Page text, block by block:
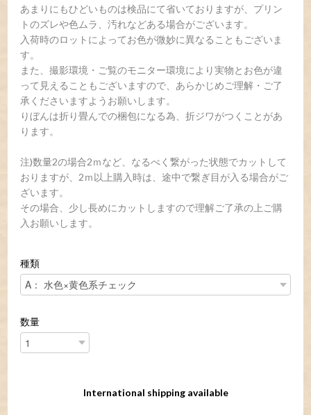
あまりにもひどいものは検品にて省いておりますが、プリン
トのズレや色ムラ、汚れなどある場合がございます。
入荷時のロットによってお色が微妙に異なることもございま
す。
また、撮影環境・ご覧のモニター環境により実物とお色が違
って見えることもございますので、あらかじめご理解・ご了
承くださいますようお願いします。
りぼんは折り畳んでの梱包になる為、折ジワがつくことがあ
ります。
注)数量2の場合2ｍなど、なるべく繋がった状態でカットして
おりますが、2ｍ以上購入時は、途中で繋ぎ目が入る場合がご
ざいます。
その場合、少し長めにカットしますので理解ご了承の上ご購
入お願いします。
種類
数量
International shipping available